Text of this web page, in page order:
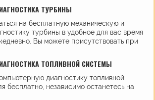
ТУРБИНЫ
на бесплатную механическую и
турбины в удобное для вас время
Вы можете присутствовать при
ТОПЛИВНОЙ СИСТЕМЫ
диагностику топливной
бесплатно, независимо останетесь на